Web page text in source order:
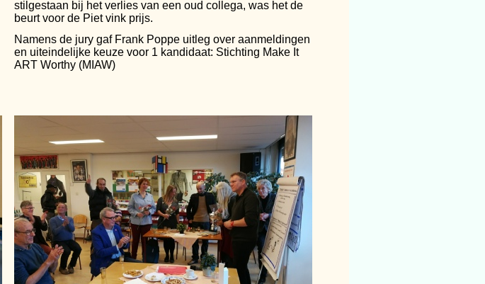
stilgestaan bij het verlies van een oud collega, was het de
beurt voor de Piet vink prijs.
Namens de jury gaf Frank Poppe uitleg over aanmeldingen
en uiteindelijke keuze voor 1 kandidaat: Stichting Make It
ART Worthy (MIAW)